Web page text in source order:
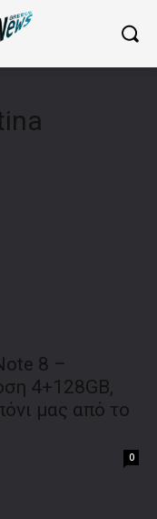
8 –
4+128GB,
μας από το
0